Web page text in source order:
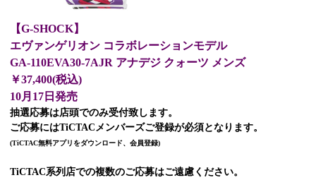
【G-SHOCK】
エヴァンゲリオン コラボレーションモデル
GA-110EVA30-7AJR アナデジ クォーツ メンズ
￥37,400(税込)
10月17日発売
抽選応募は店頭でのみ受付致します。
ご応募にはTiCTACメンバーズご登録が必須となります。
(TiCTAC無料アプリをダウンロード、会員登録)
TiCTAC系列店での複数のご応募はご遠慮ください。